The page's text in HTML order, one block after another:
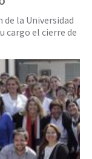
de la Universidad
cargo el cierre de